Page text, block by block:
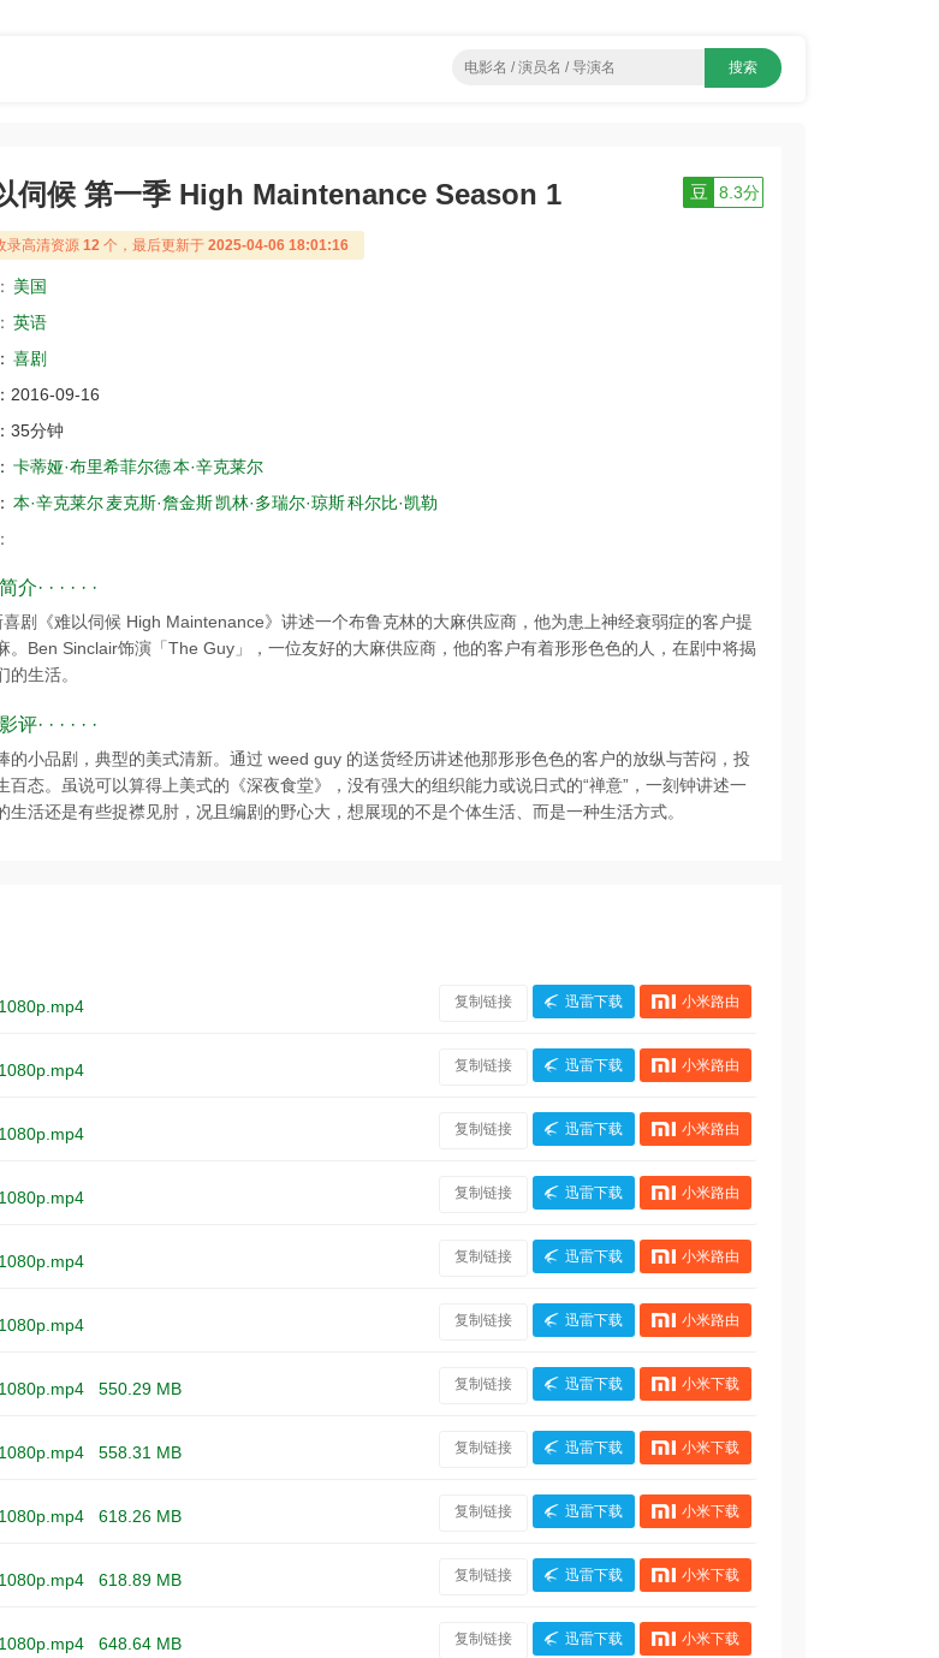
伺候 第一季 High Maintenance Season 1 豆 8.3分
录高清资源 12 个，最后更新于 2025-04-06 18:01:16
美国
英语
喜剧
2016-09-16
35分钟
卡蒂娅·布里希菲尔德本·辛克莱尔
本·辛克莱尔麦克斯·詹金斯凯林·多瑞尔·琼斯科尔比·凯勒
介· · · · · ·
剧《难以伺候 High Maintenance》讲述一个布鲁克林的大麻供应商，他为患上神经衰弱症的客户提
。Ben Sinclair饰演「The Guy」，一位友好的大麻供应商，他的客户有着形形色色的人，在剧中将揭
的生活。
评· · · · · ·
的小品剧，典型的美式清新。通过 weed guy 的送货经历讲述他那形形色色的客户的放纵与苦闷，投
百态。虽说可以算得上美式的《深夜食堂》，没有强大的组织能力或说日式的“禅意”，一刻钟讲述一
生活还是有些捉襟见肘，况且编剧的野心大，想展现的不是个体生活、而是一种生活方式。
复制链接 迅雷下载 小米路由
复制链接 迅雷下载 小米路由
复制链接 迅雷下载 小米路由
复制链接 迅雷下载 小米路由
复制链接 迅雷下载 小米路由
复制链接 迅雷下载 小米路由
550.29 MB 复制链接 迅雷下载 小米下载
558.31 MB 复制链接 迅雷下载 小米下载
618.26 MB 复制链接 迅雷下载 小米下载
618.89 MB 复制链接 迅雷下载 小米下载
648.64 MB 复制链接 迅雷下载 小米下载